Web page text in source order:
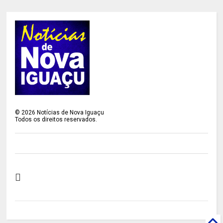
©2026 Notícias de Nova Iguaçu
Todos os direitos reservados.